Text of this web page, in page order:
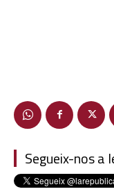
Segueix-nos a